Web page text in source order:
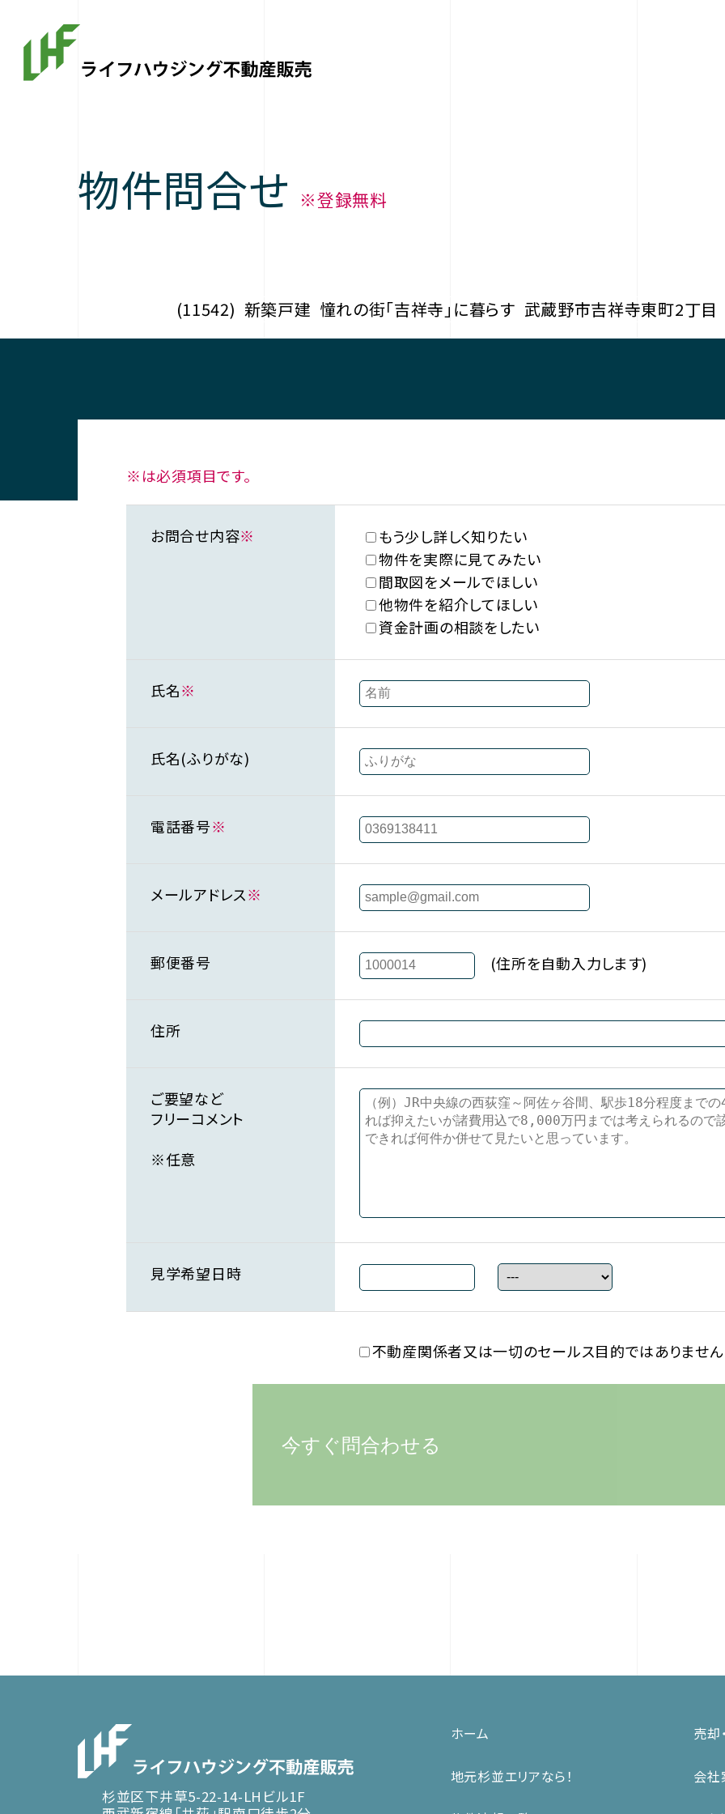
物件問合せ ※登録無料
(11542) 新築戸建 憧れの街「吉祥寺」に暮らす 武蔵野市吉祥寺東町2丁目
※は必須項目です。
お問合せ内容※
もう少し詳しく知りたい
物件を実際に見てみたい
間取図をメールでほしい
他物件を紹介してほしい
資金計画の相談をしたい
氏名※
氏名(ふりがな)
電話番号※
メールアドレス※
郵便番号 (住所を自動入力します)
住所
ご要望など
フリーコメント
※任意
見学希望日時
不動産関係者又は一切のセールス目的ではありません
今すぐ問合わせる
杉並区下井草5-22-14-LHビル1F
ホーム
地元杉並エリアなら！
売却
会社